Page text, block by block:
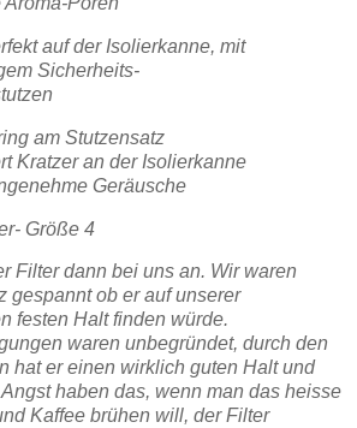
auf der Isolierkanne, mit
Sicherheits-
am Stutzensatz
Kratzer an der Isolierkanne
Geräusche
Größe 4
Filter dann bei uns an. Wir waren
gespannt ob er auf unserer
festen Halt finden würde.
waren unbegründet, durch den
hat er einen wirklich guten Halt und
haben das, wenn man das heisse
Kaffee brühen will, der Filter